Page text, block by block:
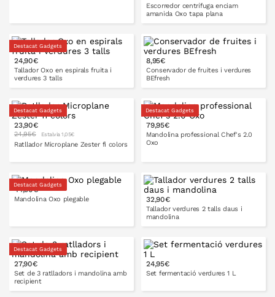
Escorredor centrífuga enciam
amanida Oxo tapa plana
27 cm
Destacat Gadgets
24,90€
Tallador Oxo en espirals fruita i
verdures 3 talls
A LA CISTELLA
8,95€
Conservador de fruites i verdures
BEfresh
A LA CISTELLA
Destacat Gadgets
23,90€
24,95€ Estalvia 1,05€
Ratllador Microplane Zester fi colors
Destacat Gadgets
79,95€
Mandolina professional Chef's 2.0
Oxo
A LA CISTELLA
Destacat Gadgets
44,90€
Mandolina Oxo plegable
A LA CISTELLA
32,90€
Tallador verdures 2 talls daus i
mandolina
A LA CISTELLA
Destacat Gadgets
27,90€
Set de 3 ratlladors i mandolina amb
recipient
24,95€
Set fermentació verdures 1 L